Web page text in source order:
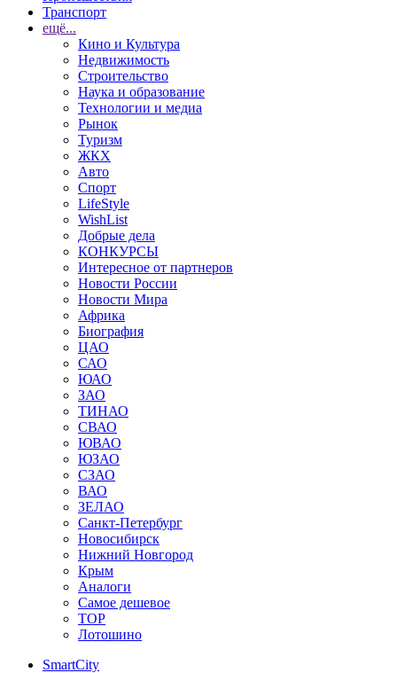
Транспорт
ещё...
Кино и Культура
Недвижимость
Строительство
Наука и образование
Технологии и медиа
Рынок
Туризм
ЖКХ
Авто
Спорт
LifeStyle
WishList
Добрые дела
КОНКУРСЫ
Интересное от партнеров
Новости России
Новости Мира
Африка
Биография
ЦАО
САО
ЮАО
ЗАО
ТИНАО
СВАО
ЮВАО
ЮЗАО
СЗАО
ВАО
ЗЕЛАО
Санкт-Петербург
Новосибирск
Нижний Новгород
Крым
Аналоги
Самое дешевое
TOP
Лотошино
SmartCity